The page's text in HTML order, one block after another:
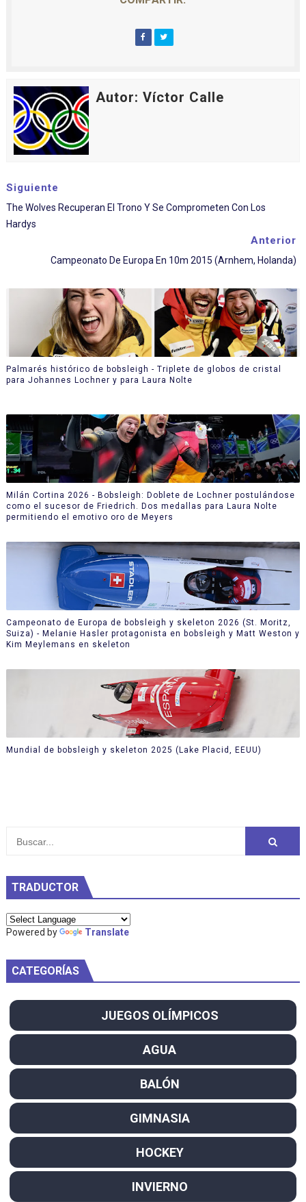
Autor: Víctor Calle
Siguiente
The Wolves Recuperan El Trono Y Se Comprometen Con Los
Hardys
Anterior
Campeonato De Europa En 10m 2015 (Arnhem, Holanda)
Palmarés histórico de bobsleigh - Triplete de globos de cristal
para Johannes Lochner y para Laura Nolte
Milán Cortina 2026 - Bobsleigh: Doblete de Lochner postulándose
como el sucesor de Friedrich. Dos medallas para Laura Nolte
permitiendo el emotivo oro de Meyers
Campeonato de Europa de bobsleigh y skeleton 2026 (St. Moritz,
Suiza) - Melanie Hasler protagonista en bobsleigh y Matt Weston y
Kim Meylemans en skeleton
Mundial de bobsleigh y skeleton 2025 (Lake Placid, EEUU)
TRADUCTOR
Powered by Translate
CATEGORÍAS
JUEGOS OLÍMPICOS
AGUA
BALÓN
GIMNASIA
HOCKEY
INVIERNO